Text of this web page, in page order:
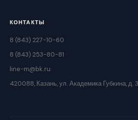
КОНТАКТЫ
8 (843) 227-10-60
8 (843) 253-80-81
line-m@bk.ru
420088, Казань, ул. Академика Губкина, д.